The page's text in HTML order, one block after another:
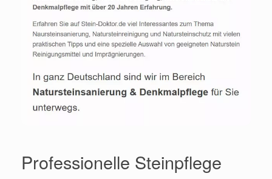
Professionelle Steinpflege